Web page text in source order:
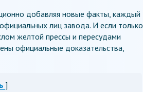
добавляя новые факты, каждый
лиц завода. И если только
желтой прессы и пересудами
официальные доказательства,
]